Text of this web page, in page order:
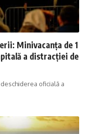
Minivacanța de 1
a distracției de
oficială a